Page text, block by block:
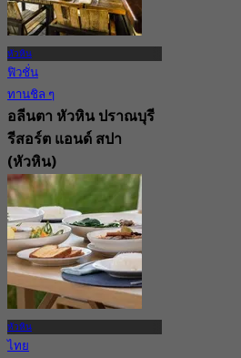
หัวหิน
ฟิวชั่น
ทานชิล ๆ
อลีนตา หัวหิน ปราณบุรี
รีสอร์ต แอนด์ สปา
(หัวหิน)
4.9
148 การจอง
จาก฿ 799
หัวหิน
ไทย